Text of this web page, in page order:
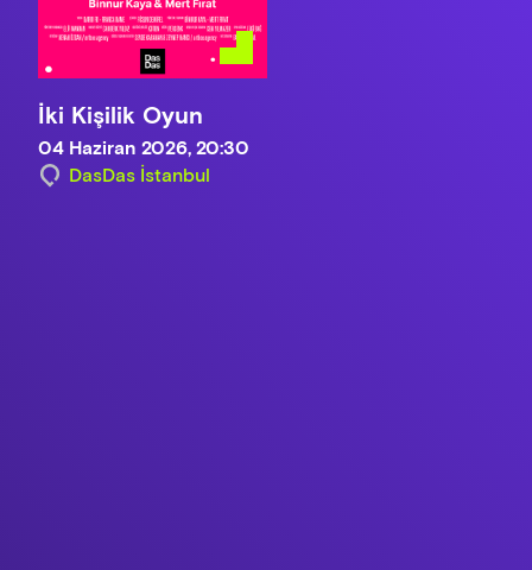
İki Kişilik Oyun
04 Haziran 2026, 20:30
DasDas İstanbul